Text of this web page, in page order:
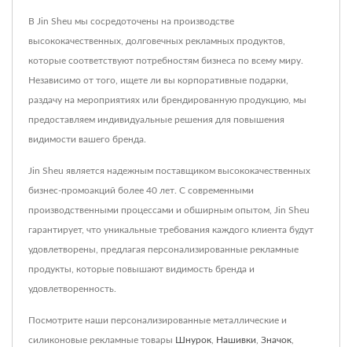
В Jin Sheu мы сосредоточены на производстве
высококачественных, долговечных рекламных продуктов,
которые соответствуют потребностям бизнеса по всему миру.
Независимо от того, ищете ли вы корпоративные подарки,
раздачу на мероприятиях или брендированную продукцию, мы
предоставляем индивидуальные решения для повышения
видимости вашего бренда.
Jin Sheu является надежным поставщиком высококачественных
бизнес-промоакций более 40 лет. С современными
производственными процессами и обширным опытом, Jin Sheu
гарантирует, что уникальные требования каждого клиента будут
удовлетворены, предлагая персонализированные рекламные
продукты, которые повышают видимость бренда и
удовлетворенность.
Посмотрите наши персонализированные металлические и
силиконовые рекламные товары Шнурок Нашивки Значок